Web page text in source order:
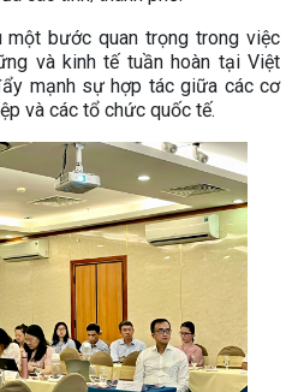
một bước quan trọng trong việc
và kinh tế tuần hoàn tại Việt
mạnh sự hợp tác giữa các cơ
và các tổ chức quốc tế.